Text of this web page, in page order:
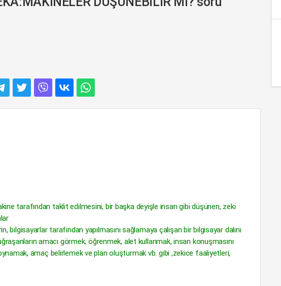
tarafından taklit edilmesini, bir başka deyişle insan gibi düşünen, zeki
bilgisayarlar tarafından yapılmasını sağlamaya çalışan bir bilgisayar dalını
amacı görmek, öğrenmek, alet kullanmak, insan konuşmasını
amaç belirlemek ve plan oluşturmak vb. gibi ,zekice faaliyetleri,